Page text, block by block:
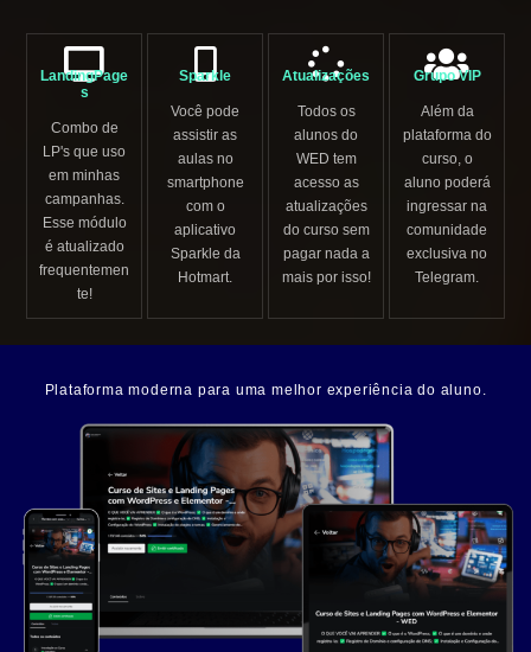
LandingPage
s
Combo de
LP's que uso
em minhas
campanhas.
Esse módulo
é atualizado
frequentemen
te!
Sparkle
Você pode
assistir as
aulas no
smartphone
com o
aplicativo
Sparkle da
Hotmart.
Atualizações
Todos os
alunos do
WED tem
acesso as
atualizações
do curso sem
pagar nada a
mais por isso!
Grupo VIP
Além da
plataforma do
curso, o
aluno poderá
ingressar na
comunidade
exclusiva no
Telegram.
Plataforma moderna para uma melhor experiência do aluno.